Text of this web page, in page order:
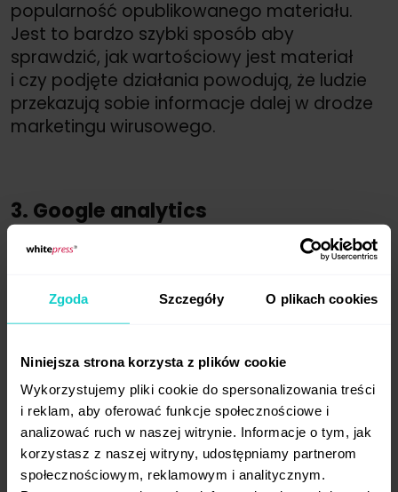
Zgoda Szczegóły O plikach cookies
Niniejsza strona korzysta z plików cookie
Wykorzystujemy pliki cookie do spersonalizowania treści
i reklam, aby oferować funkcje społecznościowe i
analizować ruch w naszej witrynie. Informacje o tym, jak
korzystasz z naszej witryny, udostępniamy partnerom
społecznościowym, reklamowym i analitycznym.
popularność opublikowanego materiału.
Jest to bardzo szybki sposób aby
sprawdzić, jak wartościowy jest materiał
i czy podjęte działania powodują, że ludzie
przekazują sobie informacje dalej w drodze
marketingu wirusowego.
3. Google analytics
Google analytics to najbardziej popularne
na stronie www
. Działania CM możemy
mierzyć w formie podstawowych
wskaźników, takich jak zasięgowe,
wymienione w pkt.1 - ale także średni czas,
jaki użytkownik spędza na stronie czy też
współczynnik bounce rate. Mogą to być
również bardziej zaawansowane wskaźniki,
jak np. wzrost liczby zapisów na newsletter,